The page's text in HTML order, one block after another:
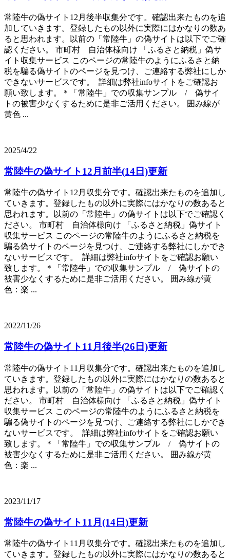
常陸牛の偽サイト12月後半収集分です。確認出来たものを追
加していきます。登録したもの以外に実際にはかなりの数あ
ると思われます。以前の「常陸牛」の偽サイトは以下でご確
認ください。 市町村 自治体様向け 「ふるさと納税」偽サ
イト収集サービス このページの常陸牛のようにふるさと納
税を騙る偽サイトのページを見つけ、ご連絡する弊社にしか
できないサービスです。 詳細は弊社infoサイトをご確認お
願い致します。＊「常陸牛」での収集サンプル / 偽サイ
トの被害少なくするために是非ご活用ください。 囲み線が
黄色 ...
2025/4/22
常陸牛の偽サイト12月前半(14日)更新
常陸牛の偽サイト12月収集分です。確認出来たものを追加し
ていきます。登録したもの以外に実際にはかなりの数あると
思われます。以前の「常陸牛」の偽サイトは以下でご確認く
ださい。 市町村 自治体様向け 「ふるさと納税」偽サイト
収集サービス このページの常陸牛のようにふるさと納税を
騙る偽サイトのページを見つけ、ご連絡する弊社にしかでき
ないサービスです。 詳細は弊社infoサイトをご確認お願い
致します。＊「常陸牛」での収集サンプル / 偽サイトの
被害少なくするために是非ご活用ください。 囲み線が黄
色：楽 ...
2022/11/26
常陸牛の偽サイト11月後半(26日)更新
常陸牛の偽サイト11月収集分です。確認出来たものを追加し
ていきます。登録したもの以外に実際にはかなりの数あると
思われます。以前の「常陸牛」の偽サイトは以下でご確認く
ださい。 市町村 自治体様向け 「ふるさと納税」偽サイト
収集サービス このページの常陸牛のようにふるさと納税を
騙る偽サイトのページを見つけ、ご連絡する弊社にしかでき
ないサービスです。 詳細は弊社infoサイトをご確認お願い
致します。＊「常陸牛」での収集サンプル / 偽サイトの
被害少なくするために是非ご活用ください。 囲み線が黄
色：楽 ...
2023/11/17
常陸牛の偽サイト11月(14日)更新
常陸牛の偽サイト11月収集分です。確認出来たものを追加し
ていきます。登録したもの以外に実際にはかなりの数あると